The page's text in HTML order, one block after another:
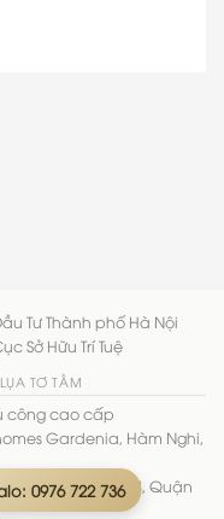
0976 722 736
Tư Thành phố Hà Nội
Sở Hữu Trí Tuệ
TƠ TẰM
công cao cấp
Gardenia, Hàm Nghi,
Thuật, Phường 14, Quận